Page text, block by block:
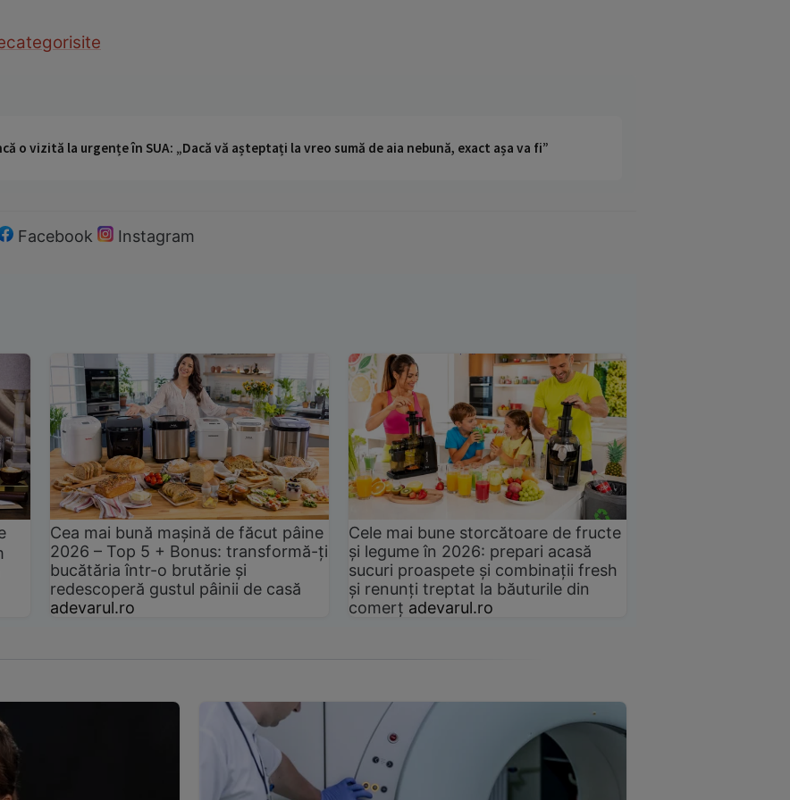
o vizită la urgențe în SUA: „Dacă vă așteptați la vreo sumă de aia nebună, exact așa va fi”
Facebook Instagram
Cea mai bună mașină de făcut pâine
2026 – Top 5 + Bonus: transformă-ți
bucătăria într-o brutărie și
redescoperă gustul pâinii de casă
adevarul.ro
Cele mai bune storcătoare de fructe
și legume în 2026: prepari acasă
sucuri proaspete și combinații fresh
și renunți treptat la băuturile din
comerț adevarul.ro